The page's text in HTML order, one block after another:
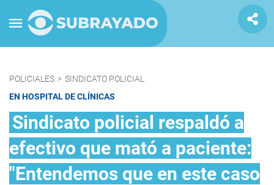
POLICIALES > SINDICATO POLICIAL
EN HOSPITAL DE CLÍNICAS
Sindicato policial respaldó a
efectivo que mató a paciente:
"Entendemos que en este caso